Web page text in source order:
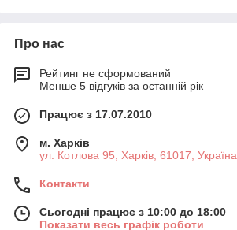
Про нас
Рейтинг не сформований
Менше 5 відгуків за останній рік
Працює з 17.07.2010
м. Харків
ул. Котлова 95, Харків, 61017, Україна
Контакти
Сьогодні працює з 10:00 до 18:00
Показати весь графік роботи